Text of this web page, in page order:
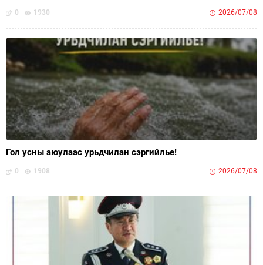
0 1930 2026/07/08
Гол усны аюулаас урьдчилан сэргийлье!
0 1908 2026/07/08